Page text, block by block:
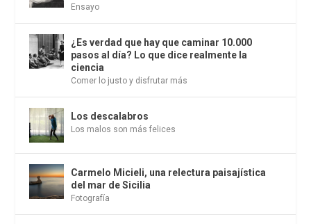
Ensayo
¿Es verdad que hay que caminar 10.000
pasos al día? Lo que dice realmente la
ciencia
Comer lo justo y disfrutar más
Los descalabros
Los malos son más felices
Carmelo Micieli, una relectura paisajística
del mar de Sicilia
Fotografía